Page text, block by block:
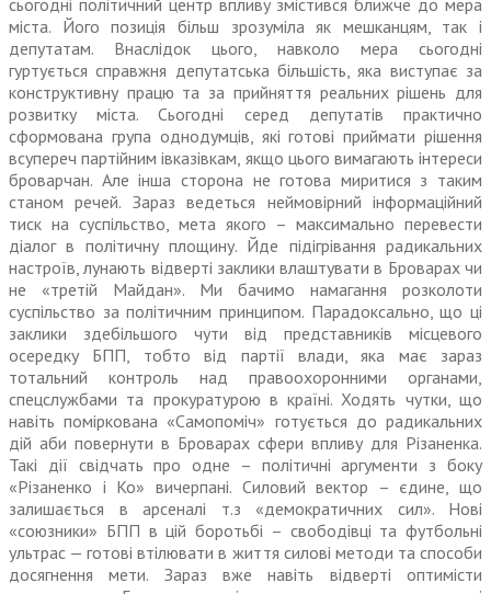
сьогодні політичний центр впливу змістився ближче до мера
міста. Його позиція більш зрозуміла як мешканцям, так і
депутатам. Внаслідок цього, навколо мера сьогодні
гуртується справжня депутатська більшість, яка виступає за
конструктивну працю та за прийняття реальних рішень для
розвитку міста. Сьо­годні серед депутатів практично
сформована група однодумців, які готові приймати рішення
всупереч партійним івказівкам, якщо цього вимагають інтереси
броварчан. Але інша сторона не готова миритися з таким
станом речей. Зараз ведеться неймо­вірний інформаційний
тиск на суспільство, мета якого – макси­мально перевести
діалог в полі­тичну площину. Йде підігрівання радикальних
настроїв, лунають відверті заклики влаштувати в Броварах чи
не «третій Майдан». Ми бачимо намагання розко­лоти
суспільство за політичним принципом. Парадоксально, що ці
заклики здебільшого чути від представників місцевого
осередку БПП, тобто від партії влади, яка має зараз
тотальний контроль над правоохоронними органами,
спецслужбами та прокуратурою в країні. Ходять чутки, що
навіть поміркована «Самопоміч» готується до радикальних
дій аби повернути в Броварах сфери впливу для Різаненка.
Такі дії свідчать про одне – політичні аргументи з боку
«Різаненко і Ко» вичерпані. Силовий вектор – єдине, що
залишається в арсеналі т.з «демо­кратичних сил». Нові
«союзники» БПП в цій боротьбі – свободівці та футбольні
ультрас — готові вті­лювати в життя силові методи та способи
досягнення мети. Зараз вже навіть відверті оптимісти